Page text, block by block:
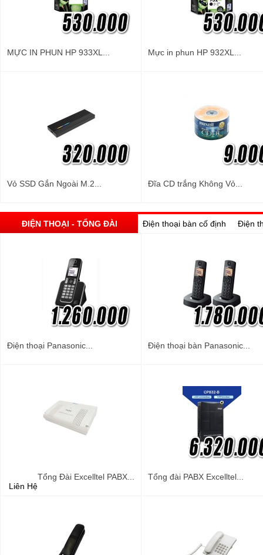
MỰC IN PHUN HP 933XL... Mực in phun HP 932XL...
Vỏ SSD Gắn Ngoài M.2... Đĩa CD trắng Không Vỏ...
ĐIỆN THOẠI - TỔNG ĐÀI Điện thoại bàn cố định Điện
Điện thoại Panasonic... Điện thoại bàn Panasonic...
Liên Hệ
Tổng Đài Excelltel PABX... Tổng đài PABX Excelltel...